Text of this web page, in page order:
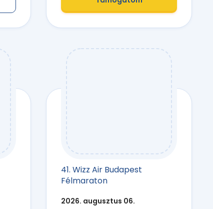
41. Wizz Air Budapest
Félmaraton
2026. augusztus 06.